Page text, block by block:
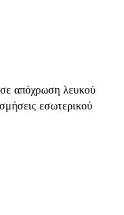
απόχρωση λευκού
εσωτερικού